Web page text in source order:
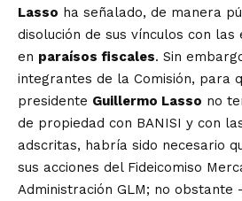
Lasso ha señalado, de manera
disolución de sus vínculos con
en paraísos fiscales. Sin
integrantes de la Comisión, para
presidente Guillermo Lasso no
de propiedad con BANISI y con
adscritas, habría sido necesario
sus acciones del Fideicomiso
Administración GLM; no obstante